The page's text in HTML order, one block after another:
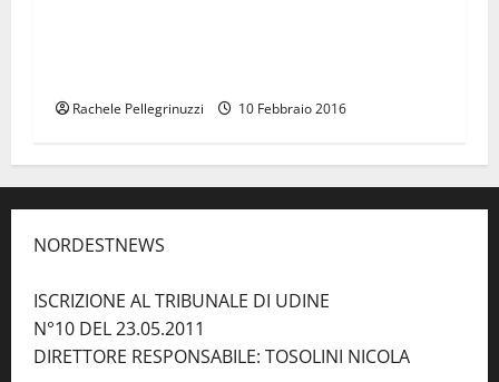
Rachele Pellegrinuzzi 10 Febbraio 2016
NORDESTNEWS
ISCRIZIONE AL TRIBUNALE DI UDINE
N°10 DEL 23.05.2011
DIRETTORE RESPONSABILE: TOSOLINI NICOLA